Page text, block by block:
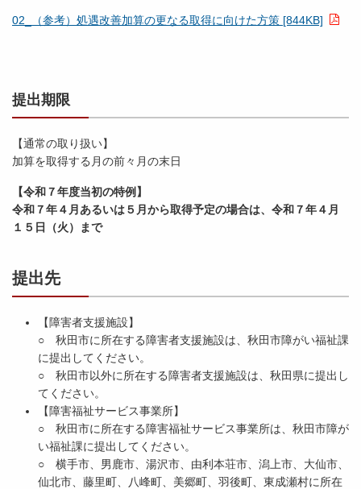
02_（参考）処遇改善加算の更なる取得に向けた方策 [844KB]
提出期限
【通常の取り扱い】
加算を取得する月の前々月の末日
【令和７年度当初の特例】
令和７年４月あるいは５月から取得予定の場合は、令和７年４月
１５日（火）まで
提出先
【障害者支援施設】
○ 秋田市に所在する障害者支援施設は、秋田市障がい福祉課
に提出してください。
○ 秋田市以外に所在する障害者支援施設は、秋田県に提出し
てください。
【障害福祉サービス事業所】
○ 秋田市に所在する障害福祉サービス事業所は、秋田市障が
い福祉課に提出してください。
○ 横手市、男鹿市、湯沢市、由利本荘市、潟上市、大仙市、
仙北市、藤里町、八峰町、美郷町、羽後町、東成瀬村に所在